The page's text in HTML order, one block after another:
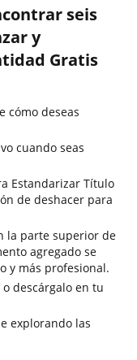
seis
y
Gratis
cómo deseas
cuando seas
Estandarizar Título
de deshacer para
la parte superior de
agregado se
y más profesional.
descárgalo en tu
explorando las